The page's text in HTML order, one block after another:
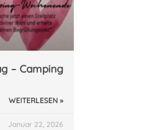
– Camping
WEITERLESEN »
Januar 22, 2026